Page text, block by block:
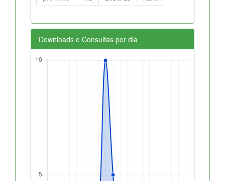
Downloads e Consultas por dia